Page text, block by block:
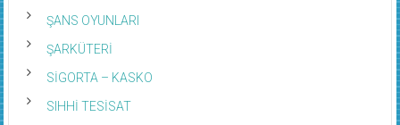
ŞANS OYUNLARI
ŞARKÜTERİ
SİGORTA – KASKO
SIHHİ TESİSAT